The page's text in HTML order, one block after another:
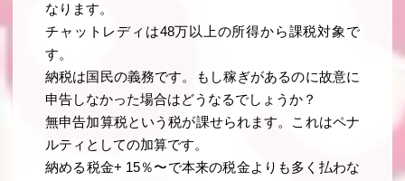
なります。
チャットレディは48万以上の所得から課税対象で
す。
納税は国民の義務です。もし稼ぎがあるのに故意に
申告しなかった場合はどうなるでしょうか？
無申告加算税という税が課せられます。これはペナ
ルティとしての加算です。
納める税金+ 15％〜で本来の税金よりも多く払わな